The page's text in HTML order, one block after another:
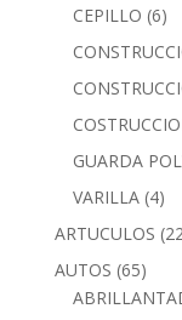
CEPILLO (6)
GUARDA
VARILLA (4)
ARTUCULOS
AUTOS (65)